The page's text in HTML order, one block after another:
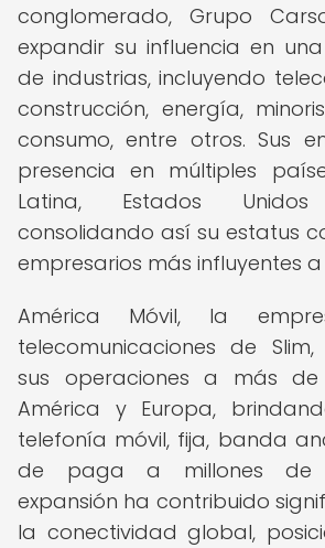
conglomerado, Grupo
expandir su influencia en
de industrias, incluyendo
construcción, energía,
consumo, entre otros. Sus
presencia en múltiples
Latina, Estados
consolidando así su estatus
empresarios más influyentes
América Móvil, la
telecomunicaciones de
sus operaciones a más
América y Europa,
telefonía móvil, fija, banda
de paga a millones de
expansión ha contribuido
la conectividad global,